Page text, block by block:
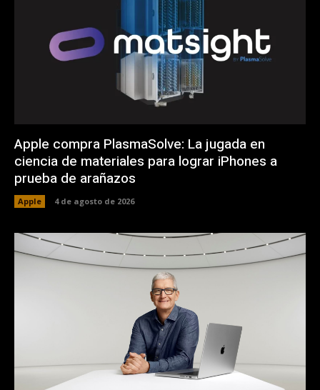
Apple compra PlasmaSolve: La jugada en
ciencia de materiales para lograr iPhones a
prueba de arañazos
Apple 4 de agosto de 2026